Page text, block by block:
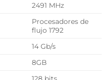
2491 MHz
Procesadores de
flujo 1792
14 Gb/s
8GB